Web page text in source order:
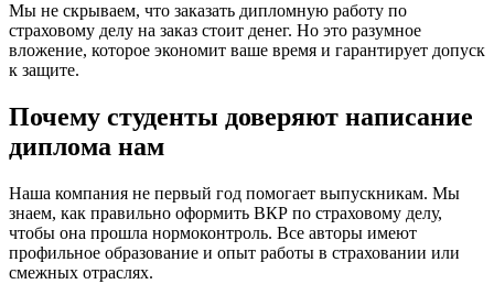
Мы не скрываем, что заказать дипломную работу по
страховому делу на заказ стоит денег. Но это разумное
вложение, которое экономит ваше время и гарантирует допуск
к защите.
Почему студенты доверяют написание
диплома нам
Наша компания не первый год помогает выпускникам. Мы
знаем, как правильно оформить ВКР по страховому делу,
чтобы она прошла нормоконтроль. Все авторы имеют
профильное образование и опыт работы в страховании или
смежных отраслях.